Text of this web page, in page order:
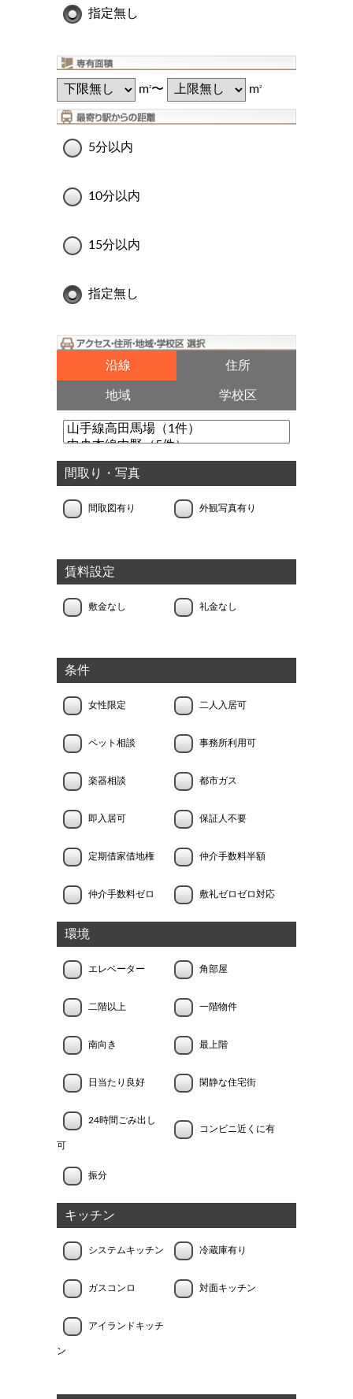
指定無し
m2〜 m2
5分以内
10分以内
15分以内
指定無し
沿線 住所
地域 学校区
間取り・写真
間取図有り 外観写真有り
賃料設定
敷金なし 礼金なし
条件
女性限定 二人入居可
ペット相談 事務所利用可
楽器相談 都市ガス
即入居可 保証人不要
定期借家借地権 仲介手数料半額
仲介手数料ゼロ 敷礼ゼロゼロ対応
環境
エレベーター 角部屋
二階以上 一階物件
南向き 最上階
日当たり良好 閑静な住宅街
24時間ごみ出し
可
コンビニ近くに有
振分
キッチン
システムキッチン 冷蔵庫有り
ガスコンロ 対面キッチン
アイランドキッチ
ン